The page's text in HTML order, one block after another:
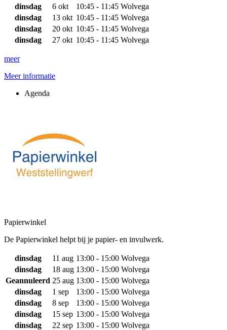
dinsdag
6 okt 10:45 - 11:45 Wolvega
dinsdag
13 okt 10:45 - 11:45 Wolvega
dinsdag
20 okt 10:45 - 11:45 Wolvega
dinsdag
27 okt 10:45 - 11:45 Wolvega
meer
Meer informatie
Agenda
Papierwinkel
De Papierwinkel helpt bij je papier- en invulwerk.
dinsdag 11 aug 13:00 - 15:00 Wolvega
dinsdag
18 aug 13:00 - 15:00 Wolvega
Geannuleerd 25 aug 13:00 - 15:00 Wolvega
dinsdag
1 sep 13:00 - 15:00 Wolvega
dinsdag
8 sep 13:00 - 15:00 Wolvega
dinsdag
15 sep 13:00 - 15:00 Wolvega
dinsdag
22 sep 13:00 - 15:00 Wolvega